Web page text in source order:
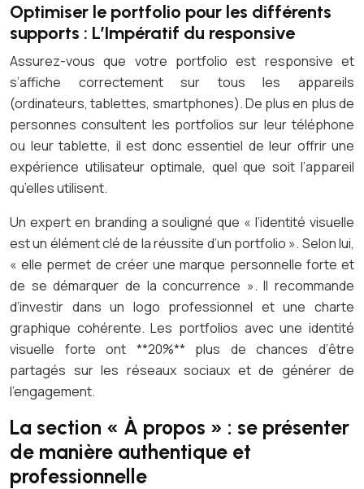
Optimiser le portfolio pour les différents
supports : L’Impératif du responsive
Assurez-vous que votre portfolio est responsive et
s’affiche correctement sur tous les appareils
(ordinateurs, tablettes, smartphones). De plus en plus de
personnes consultent les portfolios sur leur téléphone
ou leur tablette, il est donc essentiel de leur offrir une
expérience utilisateur optimale, quel que soit l’appareil
qu’elles utilisent.
Un expert en branding a souligné que « l’identité visuelle
est un élément clé de la réussite d’un portfolio ». Selon lui,
« elle permet de créer une marque personnelle forte et
de se démarquer de la concurrence ». Il recommande
d’investir dans un logo professionnel et une charte
graphique cohérente. Les portfolios avec une identité
visuelle forte ont **20%** plus de chances d’être
partagés sur les réseaux sociaux et de générer de
l’engagement.
La section « À propos » : se présenter
de manière authentique et
professionnelle